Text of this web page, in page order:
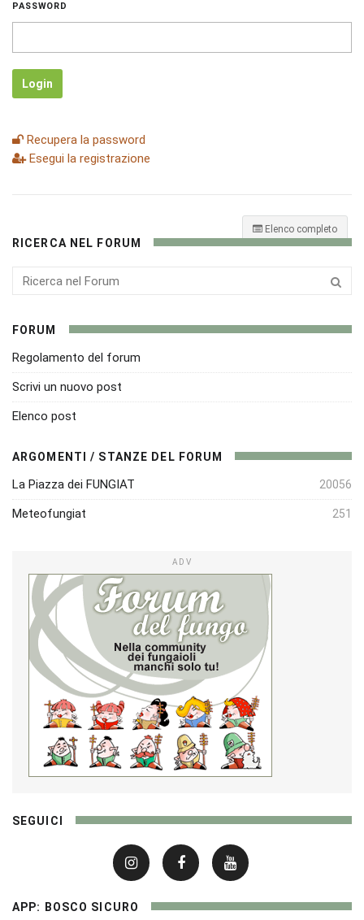
PASSWORD
Login
Recupera la password
Esegui la registrazione
Elenco completo
RICERCA NEL FORUM
FORUM
Regolamento del forum
Scrivi un nuovo post
Elenco post
ARGOMENTI / STANZE DEL FORUM
La Piazza dei FUNGIAT 20056
Meteofungiat 251
ADV
SEGUICI
APP: BOSCO SICURO